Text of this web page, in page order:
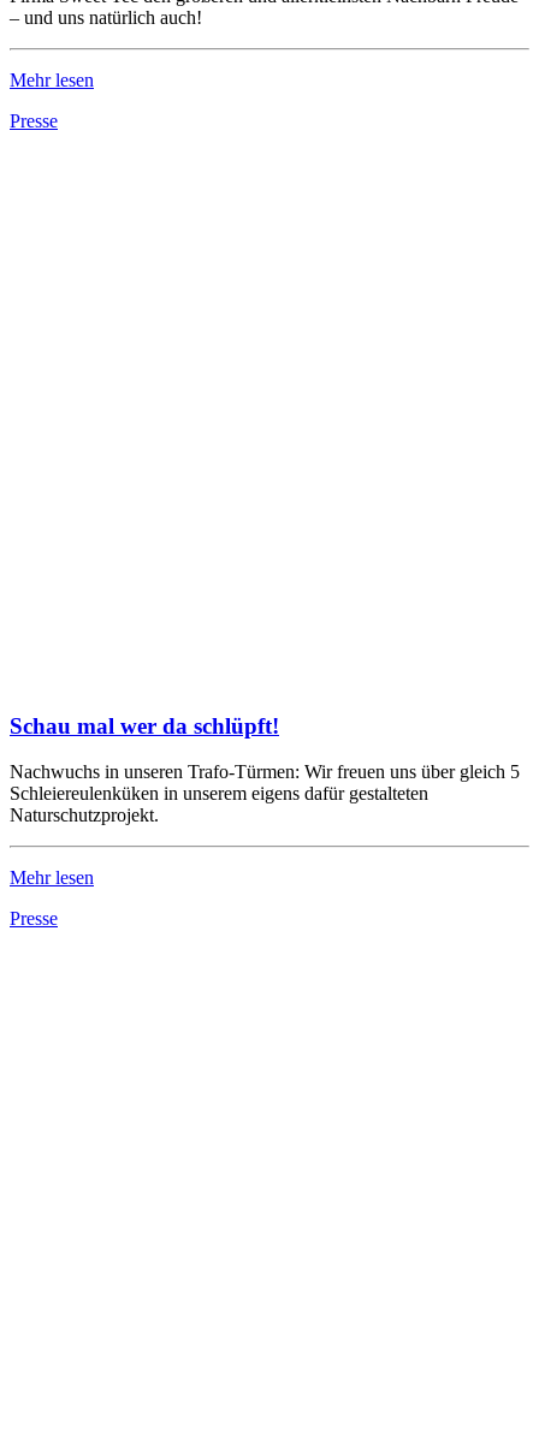
– und uns natürlich auch!
Mehr lesen
Presse
Schau mal wer da schlüpft!
Nachwuchs in unseren Trafo-Türmen: Wir freuen uns über gleich 5
Schleiereulenküken in unserem eigens dafür gestalteten
Naturschutzprojekt.
Mehr lesen
Presse